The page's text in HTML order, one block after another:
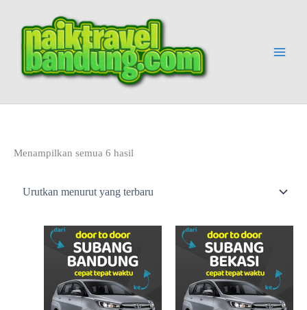
Menampilkan semua 6 hasil